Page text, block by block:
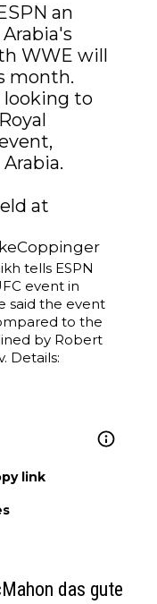
an
WWE will
month.
looking to
at
tells ESPN
event in
said the event
to the
by Robert
Details:
link
das gute